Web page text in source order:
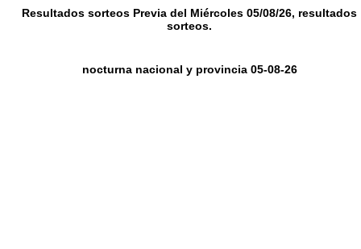
Resultados sorteos Previa del Miércoles 05/08/26, resultados
sorteos.
nocturna nacional y provincia 05-08-26